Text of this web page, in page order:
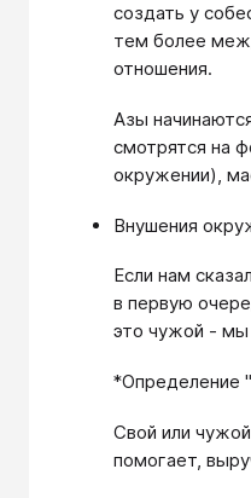
создать у
тем более
отношения.
Азы
смотрятся на
окружении),
Внушения
Если нам
в первую
это чужой - мы
*Определение
Свой или
помогает,